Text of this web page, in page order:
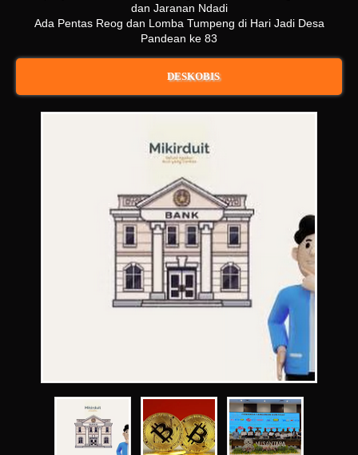
dan Jaranan Ndadi
Ada Pentas Reog dan Lomba Tumpeng di Hari Jadi Desa
Pandean ke 83
DESKOBIS